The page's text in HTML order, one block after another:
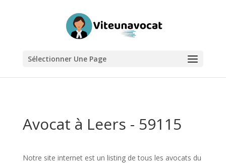
Sélectionner Une Page
Avocat à Leers - 59115
Notre site internet est un listing de tous les avocats du